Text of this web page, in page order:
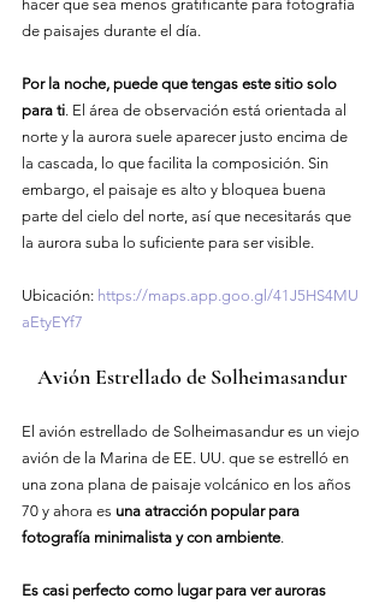
hacer que sea menos gratificante para fotografía
de paisajes durante el día.
Por la noche, puede que tengas este sitio solo
para ti. El área de observación está orientada al
norte y la aurora suele aparecer justo encima de
la cascada, lo que facilita la composición. Sin
embargo, el paisaje es alto y bloquea buena
parte del cielo del norte, así que necesitarás que
la aurora suba lo suficiente para ser visible.
Ubicación: https://maps.app.goo.gl/41J5HS4MU
aEtyEYf7
Avión Estrellado de Solheimasandur
El avión estrellado de Solheimasandur es un viejo
avión de la Marina de EE. UU. que se estrelló en
una zona plana de paisaje volcánico en los años
70 y ahora es una atracción popular para
fotografía minimalista y con ambiente.
Es casi perfecto como lugar para ver auroras